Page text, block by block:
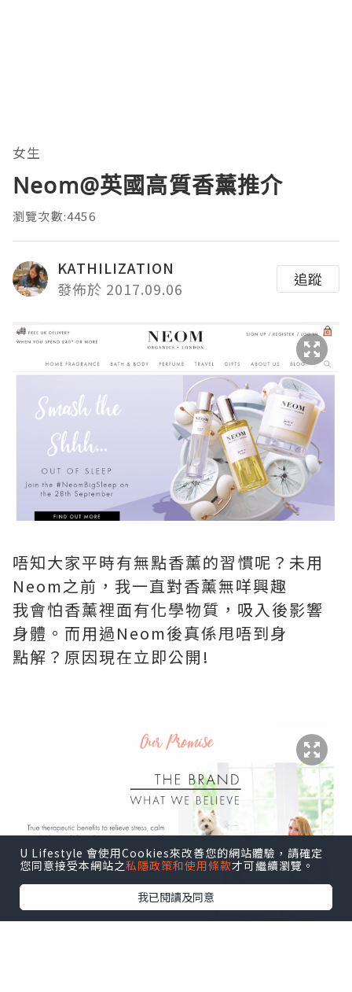
女生
Neom@英國高質香薰推介
瀏覽次數:4456
KATHILIZATION
發佈於 2017.09.06
追蹤
唔知大家平時有無點香薰的習慣呢？未用
Neom之前，我一直對香薰無咩興趣
我會怕香薰裡面有化學物質，吸入後影響
身體。而用過Neom後真係甩唔到身
點解？原因現在立即公開!
U Lifestyle 會使用Cookies來改善您的網站體驗，請確定
您同意接受本網站之私隱政策和使用條款才可繼續瀏覽。
我已閱讀及同意